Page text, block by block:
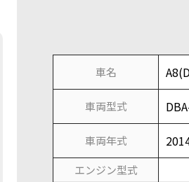
車名
車両型式
車両年式
エンジン型式